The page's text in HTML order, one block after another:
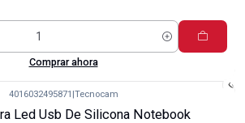
Comprar ahora
4016032495871 Tecnocam
Led Usb De Silicona Notebook